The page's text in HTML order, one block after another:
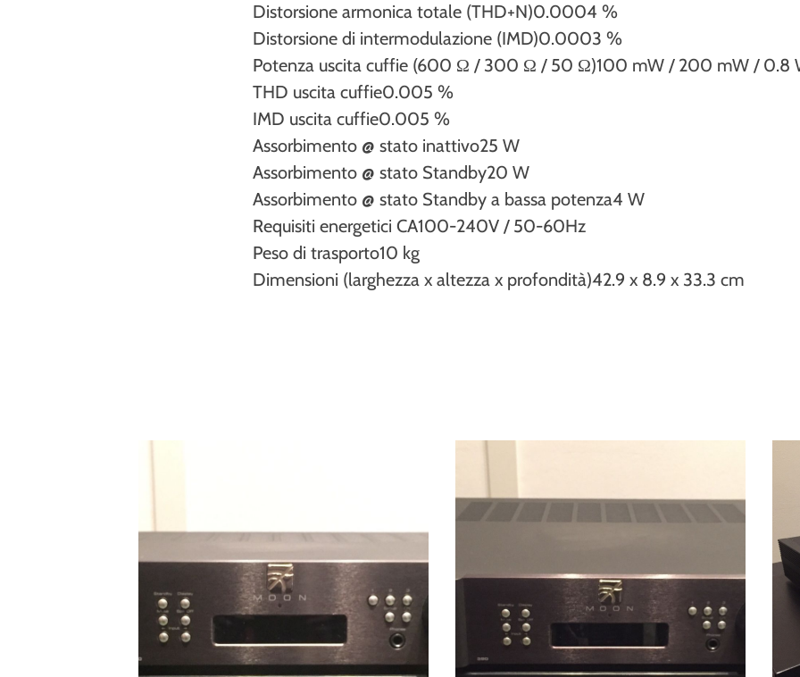
Distorsione armonica totale (THD+N)0.0004 %
Distorsione di intermodulazione (IMD)0.0003 %
Potenza uscita cuffie (600 Ω / 300 Ω / 50 Ω)100 mW / 200 mW / 0.8
THD uscita cuffie0.005 %
IMD uscita cuffie0.005 %
Assorbimento @ stato inattivo25 W
Assorbimento @ stato Standby20 W
Assorbimento @ stato Standby a bassa potenza4 W
Requisiti energetici CA100-240V / 50-60Hz
Peso di trasporto10 kg
Dimensioni (larghezza x altezza x profondità)42.9 x 8.9 x 33.3 cm